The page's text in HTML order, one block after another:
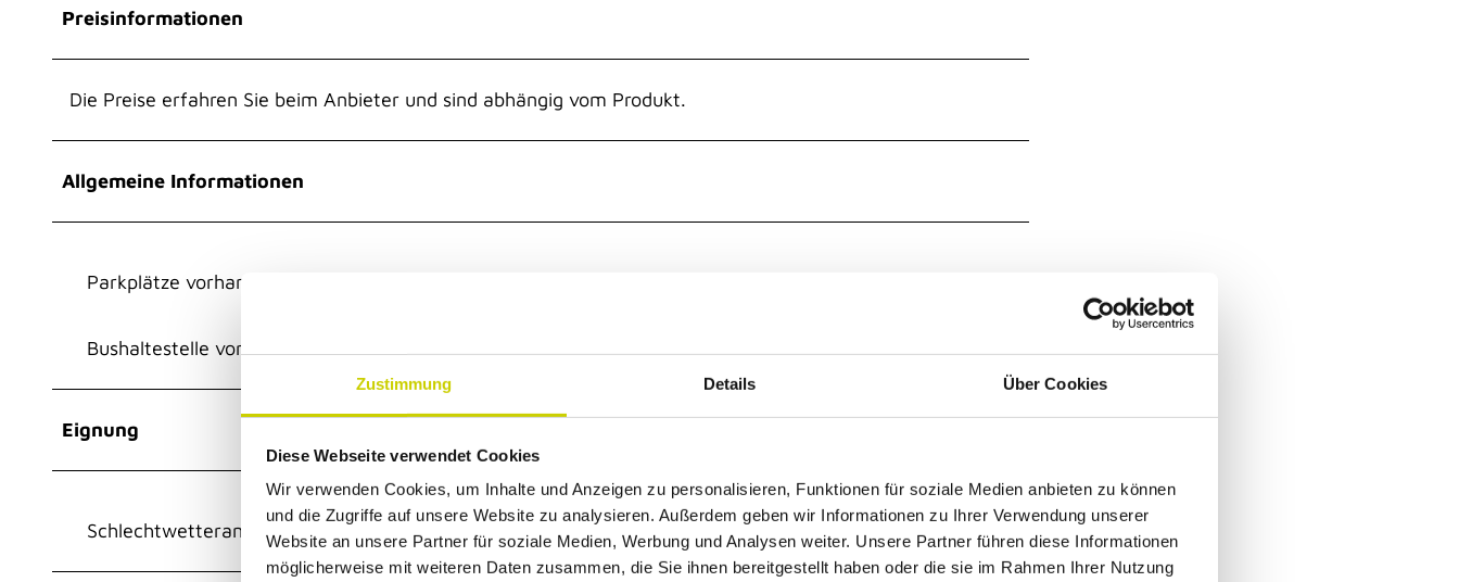
Zustimmung Details Über Cookies
Diese Webseite verwendet Cookies
Wir verwenden Cookies, um Inhalte und Anzeigen zu personalisieren, Funktionen für soziale Medien anbieten zu können
und die Zugriffe auf unsere Website zu analysieren. Außerdem geben wir Informationen zu Ihrer Verwendung unserer
Website an unsere Partner für soziale Medien, Werbung und Analysen weiter. Unsere Partner führen diese Informationen
möglicherweise mit weiteren Daten zusammen, die Sie ihnen bereitgestellt haben oder die sie im Rahmen Ihrer Nutzung
Preisinformationen
Die Preise erfahren Sie beim Anbieter und sind abhängig vom Produkt.
Allgemeine Informationen
Parkplätze vorhanden
Bushaltestelle vorhanden
Eignung
Schlechtwetterangebot